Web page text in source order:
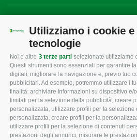
Utilizziamo i cookie
tecnologie
Noi e altre 3 terze parti selezionate utilizziamo
Questi strumenti sono essenziali per garantire
digitali, migliorare la navigazione e, previo tuo
pubblicitari. Ad esempio, potremmo utilizzare i
finalità: archiviare informazioni su dispositivo e/
limitati per la selezione della pubblicità, creare
personalizzata, utilizzare profili per la selezione
personalizzata, creare profili per la
utilizzare profili per la selezione di contenuti
prestazioni degli annunci, misurare le
CONFAGRICOLTURA
ROVIGO
L'Associazione
Missione e Progetto
Organigramma aziendale
I Nostri Servizi